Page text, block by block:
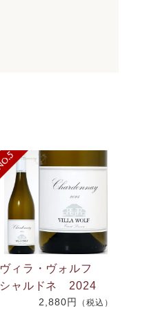
ヴィラ・ヴォルフ
シャルドネ 2024
2,880円 （税込）